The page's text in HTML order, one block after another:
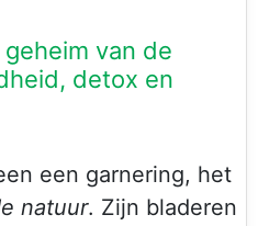
van de
detox en
een garnering, het
natuur. Zijn bladeren